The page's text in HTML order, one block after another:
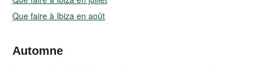
Que faire à Ibiza en août
Automne